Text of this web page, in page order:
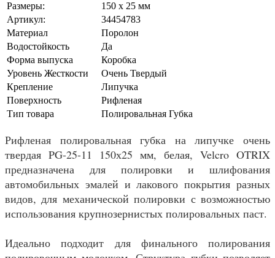
Размеры:
150 x 25 мм
Артикул:
34454783
Материал
Поролон
Водостойкость
Да
Форма выпуска
Коробка
Уровень Жесткости
Очень Твердый
Крепление
Липучка
Поверхность
Рифленая
Тип товара
Полировальная Губка
Рифленая полировальная губка на липучке очень
твердая PG-25-11 150х25 мм, белая, Velcro OTRIX
предназначена для полировки и шлифования
автомобильных эмалей и лакового покрытия разных
видов, для механической полировки с возможностью
использования крупнозернистых полировальных паст.
Идеально подходит для финального полирования